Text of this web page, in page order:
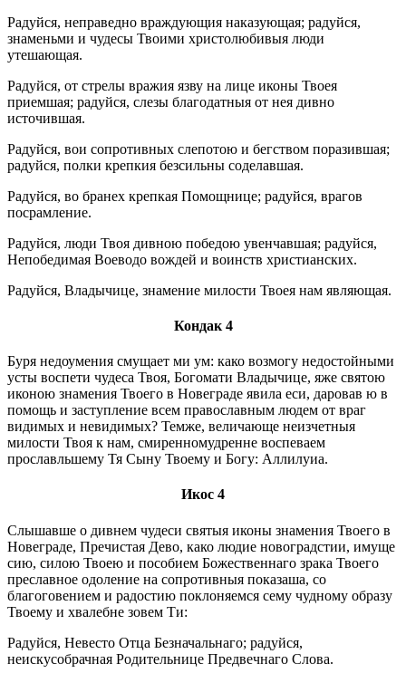
Радуйся, неправедно враждующия наказующая; радуйся,
знаменьми и чудесы Твоими христолюбивыя люди
утешающая.
Радуйся, от стрелы вражия язву на лице иконы Твоея
приемшая; радуйся, слезы благодатныя от нея дивно
источившая.
Радуйся, вои сопротивных слепотою и бегством поразившая;
радуйся, полки крепкия безсильны соделавшая.
Радуйся, во бранех крепкая Помощнице; радуйся, врагов
посрамление.
Радуйся, люди Твоя дивною победою увенчавшая; радуйся,
Непобедимая Воеводо вождей и воинств христианских.
Радуйся, Владычице, знамение милости Твоея нам являющая.
Кондак 4
Буря недоумения смущает ми ум: како возмогу недостойными
усты воспети чудеса Твоя, Богомати Владычице, яже святою
иконою знамения Твоего в Новеграде явила еси, даровав ю в
помощь и заступление всем православным людем от враг
видимых и невидимых? Темже, величающе неизчетныя
милости Твоя к нам, смиренномудренне воспеваем
прославльшему Тя Сыну Твоему и Богу: Аллилуиа.
Икос 4
Слышавше о дивнем чудеси святыя иконы знамения Твоего в
Новеграде, Пречистая Дево, како людие новоградстии, имуще
сию, силою Твоею и пособием Божественнаго зрака Твоего
преславное одоление на сопротивныя показаша, со
благоговением и радостию поклоняемся сему чудному образу
Твоему и хвалебне зовем Ти:
Радуйся, Невесто Отца Безначальнаго; радуйся,
неискусобрачная Родительнице Предвечнаго Слова.